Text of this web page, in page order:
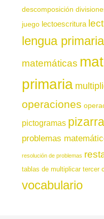
descomposición
juego lectoescritura
lengua primaria
matemáticas
primaria
operaciones
pictogramas
problemas
resolución de problemas
tablas de multiplicar tercer
vocabulario